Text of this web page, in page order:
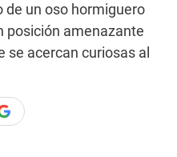
un oso hormiguero
posición amenazante
se acercan curiosas al